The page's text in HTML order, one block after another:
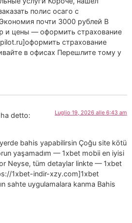
полис осаго с
почти 3000 рублей В
и цены — оформить страхование
страхование
в офисах Перешлите тому у
ha detto: Luglio 19, 2026 alle 6:43 am
bahis yapabilirsin Çoğu site kötü
yaşamadım — 1xbet mobii en iyisi
Neyse, tüm detaylar linkte — 1xbet
1xbet-indir-xzy.com]1xbet
sahte uygulamalara kanma Bahis